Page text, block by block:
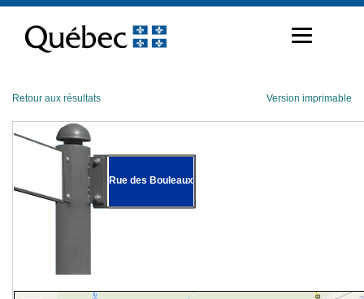
contenu
Retour aux résultats Version imprimable
Rue des Bouleaux